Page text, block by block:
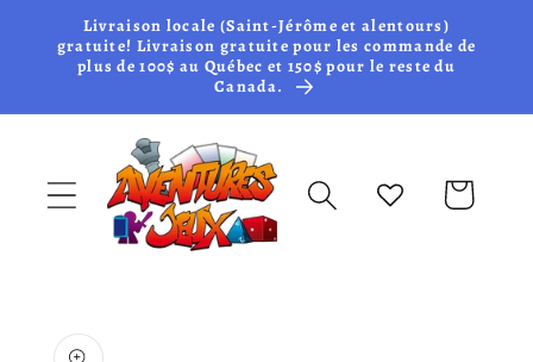
et passer
au
contenu
Livraison locale (Saint-Jérôme et alentours)
gratuite! Livraison gratuite pour les commande de
plus de 100$ au Québec et 150$ pour le reste du
Canada.
Panier
informations